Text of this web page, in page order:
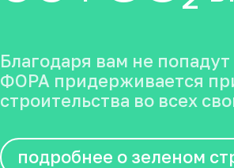
Благодаря вам не
ФОРА придерживается
строительства во всех
подробнее о зеленом